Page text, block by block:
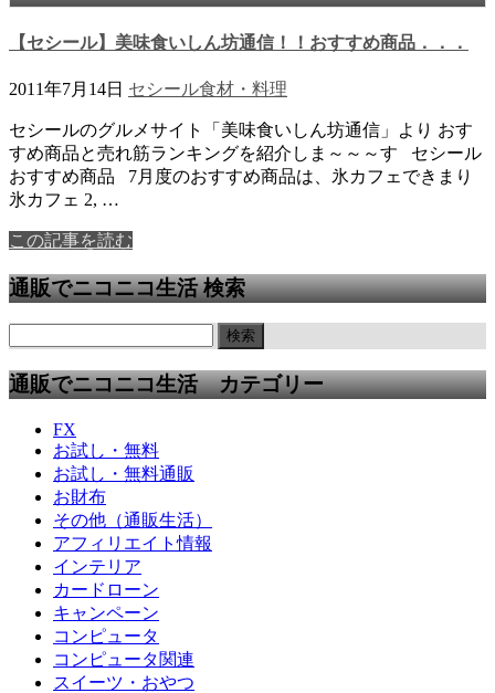
【セシール】美味食いしん坊通信！！おすすめ商品．．．
2011年7月14日 セシール食材・料理
セシールのグルメサイト「美味食いしん坊通信」より おす
すめ商品と売れ筋ランキングを紹介しま～～～す セシール
おすすめ商品 7月度のおすすめ商品は、氷カフェできまり
氷カフェ 2, …
この記事を読む
通販でニコニコ生活 検索
通販でニコニコ生活 カテゴリー
FX
お試し・無料
お試し・無料通販
お財布
その他（通販生活）
アフィリエイト情報
インテリア
カードローン
キャンペーン
コンピュータ
コンピュータ関連
スイーツ・おやつ